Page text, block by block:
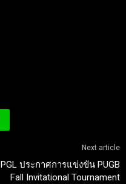
Next article
PGL ประกาศการแข่งขัน PUGB
Fall Invitational Tournament